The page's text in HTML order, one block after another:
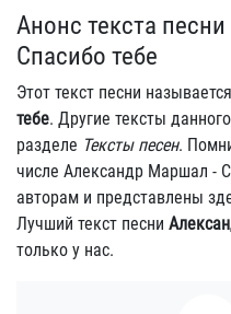
Анонс текста
Спасибо тебе
Этот текст песни называется
тебе. Другие тексты
разделе Тексты песен.
числе Александр Маршал -
авторам и представлены
Лучший текст песни
только у нас.